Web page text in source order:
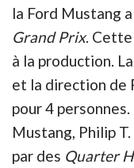
la Ford Mustang
Grand Prix. Cette
à la production.
et la direction de
pour 4
Mustang, Philip
par des Quarter